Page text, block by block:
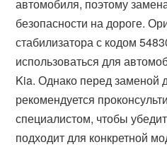
автомобиля, поэтому
безопасности на дороге.
стабилизатора с кодом
использоваться для
Kia. Однако перед заменой
рекомендуется
специалистом, чтобы
подходит для конкретной